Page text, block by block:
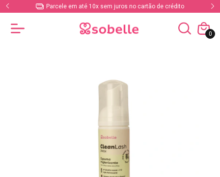
Parcele em até 10x sem juros no cartão de crédito
0